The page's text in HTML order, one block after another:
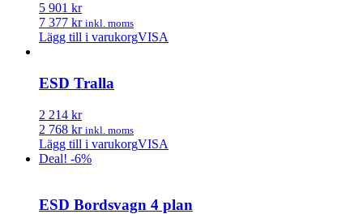
5 901 kr
7 377 kr inkl. moms
Lägg till i varukorgVISA
ESD Tralla
2 214 kr
2 768 kr inkl. moms
Lägg till i varukorgVISA
Deal! -6%
ESD Bordsvagn 4 plan